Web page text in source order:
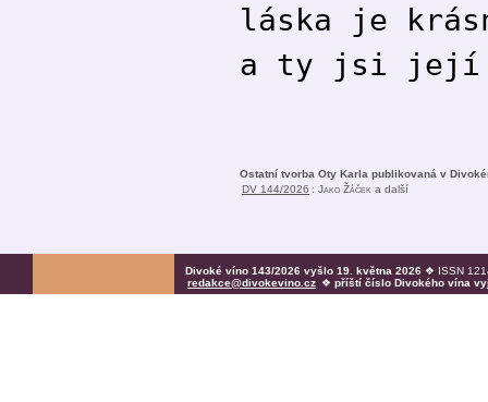
láska je
a ty jsi její
Ostatní tvorba Oty Karla publikovaná v
DV 144/2026 : Jako Žáček a další
Divoké víno 143/2026 vyšlo 19. května 2026 ❖ ISSN
redakce@divokevino.cz ❖ příští číslo Divokého vína